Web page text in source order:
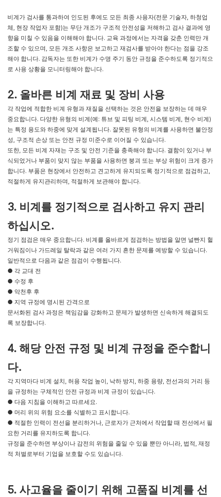
비계가 검사를 통과하여 인도된 후에도 모든 최종 사용자(전문 기술자, 하청업
체, 현장 작업자 포함)는 무단 개조가 구조적 안전성을 저해하고 검사 결과에 영
향을 미칠 수 있음을 이해해야 합니다. 교육 과정에서는 자격을 갖춘 인력만 개
조할 수 있으며, 모든 개조 사항은 보고하고 재검사를 받아야 한다는 점을 강조
해야 합니다. 감독자는 또한 비계가 수명 주기 동안 규정을 준수하도록 정기적으
로 사용 상황을 모니터링해야 합니다.
2. 올바른 비계 재료 및 장비 사용
각 작업에 적합한 비계 유형과 재질을 선택하는 것은 안전을 보장하는 데 매우
중요합니다. 다양한 유형의 비계(예: 튜브 및 피팅 비계, 시스템 비계, 현수 비계)
는 특정 용도와 하중에 맞게 설계됩니다. 잘못된 유형의 비계를 사용하면 불안정
성, 구조적 손상 또는 안전 규정 미준수로 이어질 수 있습니다.
또한, 모든 비계 자재는 구조 및 안전 기준을 충족해야 합니다. 결함이 있거나 부
식되었거나 부품이 맞지 않는 부품을 사용하면 붕괴 또는 부상 위험이 크게 증가
합니다. 부품은 현장에서 안전하고 견고하게 유지되도록 정기적으로 점검하고,
적절하게 유지관리하며, 적절하게 보관해야 합니다.
3. 비계를 정기적으로 검사하고 유지 관리
하십시오.
정기 점검은 매우 중요합니다. 비계를 올바르게 점검하는 방법을 알면 널빤지 헐
거워짐이나 가드레일 탈락과 같은 여러 가지 흔한 문제를 예방할 수 있습니다.
일반적으로 다음과 같은 점검이 수행됩니다.
● 각 교대 전
● 수정 후
● 악천후 후
● 지역 규정에 명시된 간격으로
문서화된 검사 과정은 책임감을 강화하고 문제가 발생하면 신속하게 해결되도
록 보장합니다.
4. 해당 안전 규정 및 비계 규정을 준수합니
다.
각 지역마다 비계 설치, 허용 작업 높이, 낙하 방지, 하중 용량, 전선과의 거리 등
을 규정하는 구체적인 안전 규정과 비계 규정이 있습니다.
● 다음 지침을 이해하고 따르세요.
● 머리 위의 위험 요소를 식별하고 표시합니다.
● 적절한 인력이 전선을 분리하거나, 근로자가 근처에서 작업할 때 전선에서 필
요한 거리를 유지하도록 합니다.
규정을 준수하면 부상이나 감전의 위험을 줄일 수 있을 뿐만 아니라, 법적, 재정
적 처벌로부터 기업을 보호할 수도 있습니다.
5. 사고율을 줄이기 위해 고품질 비계를 선